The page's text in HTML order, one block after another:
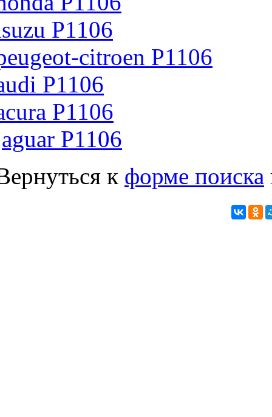
P1106
citroen P1106
P1106
P1106
P1106
к форме поиска